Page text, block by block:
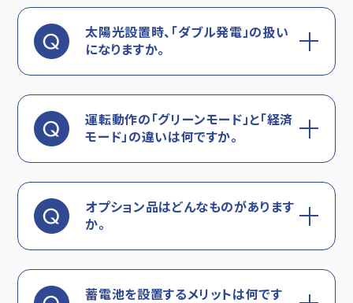
太陽光設置時、「ダブル発電」の扱い
になりますか。
運転動作の「グリーンモード」と「経済
モード」の違いは何ですか。
オプション品はどんなものがあります
か。
蓄電池を設置するメリットは何です